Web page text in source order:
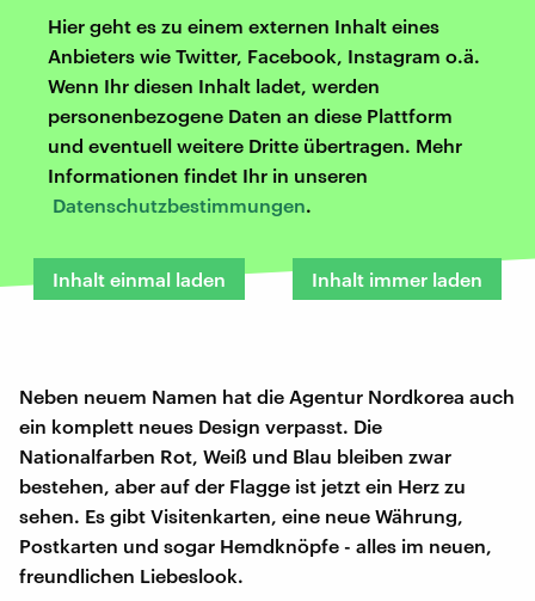
Hier geht es zu einem externen Inhalt eines
Anbieters wie Twitter, Facebook, Instagram o.ä.
Wenn Ihr diesen Inhalt ladet, werden
personenbezogene Daten an diese Plattform
und eventuell weitere Dritte übertragen. Mehr
Informationen findet Ihr in unseren
Datenschutzbestimmungen.
Inhalt einmal laden Inhalt immer laden
Neben neuem Namen hat die Agentur Nordkorea auch
ein komplett neues Design verpasst. Die
Nationalfarben Rot, Weiß und Blau bleiben zwar
bestehen, aber auf der Flagge ist jetzt ein Herz zu
sehen. Es gibt Visitenkarten, eine neue Währung,
Postkarten und sogar Hemdknöpfe - alles im neuen,
freundlichen Liebeslook.